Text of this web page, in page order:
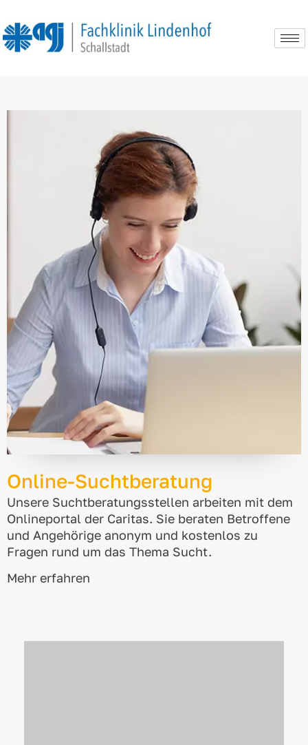
Online-Suchtberatung
Unsere Suchtberatungsstellen arbeiten mit dem
Onlineportal der Caritas. Sie beraten Betroffene
und Angehörige anonym und kostenlos zu
Fragen rund um das Thema Sucht.
Mehr erfahren